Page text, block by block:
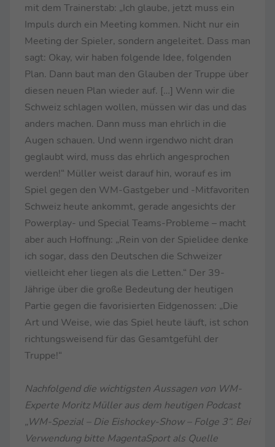
mit dem Trainerstab: „Ich glaube, jetzt muss ein
Impuls durch ein Meeting kommen. Nicht nur ein
Meeting der Spieler, sondern angeleitet. Dass man
sagt: Okay, wir haben folgende Idee, folgenden
Plan. Dann baut man den Glauben der Truppe über
diesen neuen Plan wieder auf. […] Wenn wir die
Schweiz schlagen wollen, müssen wir das und das
anders machen. Dann muss man ehrlich in die
Augen schauen. Und wenn irgendwo nicht dran
geglaubt wird, muss das ehrlich angesprochen
werden!“ Müller weist darauf hin, worauf es im
Spiel gegen den WM-Gastgeber und -Mitfavoriten
Schweiz heute ankommt, gerade angesichts der
Powerplay- und Special Teams-Probleme – macht
aber auch Hoffnung: „Rein von der Spielidee denke
ich sogar, dass den Deutschen die Schweizer
vielleicht eher liegen als die Letten.“ Der 39-
Jährige über die große Bedeutung der heutigen
Partie gegen die favorisierten Eidgenossen: „Die
Art und Weise, wie das Spiel heute läuft, ist schon
richtungsweisend für das Gesamtgefühl der
Truppe!“
Nachfolgend die wichtigsten Aussagen von WM-
Experte Moritz Müller aus dem heutigen Podcast
„WM-Spezial – Die Eishockey-Show – Folge 3“. Bei
Verwendung bitte MagentaSport als Quelle